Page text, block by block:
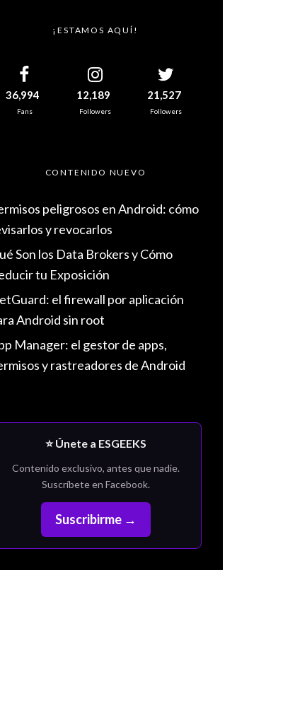
¡ESTAMOS AQUÍ!
36,994
Fans
12,189
Followers
21,527
Followers
CONTENIDO NUEVO
peligrosos en Android: cómo
y revocarlos
Son los Data Brokers y Cómo
tu Exposición
el firewall por aplicación
Android sin root
Manager: el gestor de apps,
y rastreadores de Android
⭐ Únete a ESGEEKS
Contenido exclusivo, antes que nadie.
Suscríbete en Facebook.
Suscribirme →